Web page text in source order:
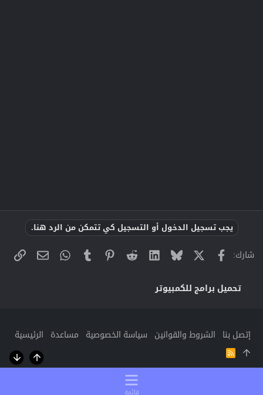
يجب تسجيل الدخول أو التسجيل كي تتمكن من الرد هنا.
شارك: فيسبوك Bluesky
LinkedIn
Reddit
Pinterest
Tumblr
WhatsApp
البريد
تحميل برامج للكمبيوتر
إتصل بنا الشروط والقوانين سياسة الخصوصية مساعدة الرئيسية
R
أعلى
قائمة